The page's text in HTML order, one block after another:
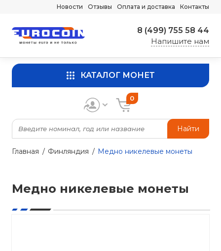
Новости Отзывы Оплата и доставка Контакты
8 (499) 755 58 44
Напишите нам
КАТАЛОГ МОНЕТ
Найти
0
Главная Финляндия Медно никелевые монеты
Медно никелевые монеты